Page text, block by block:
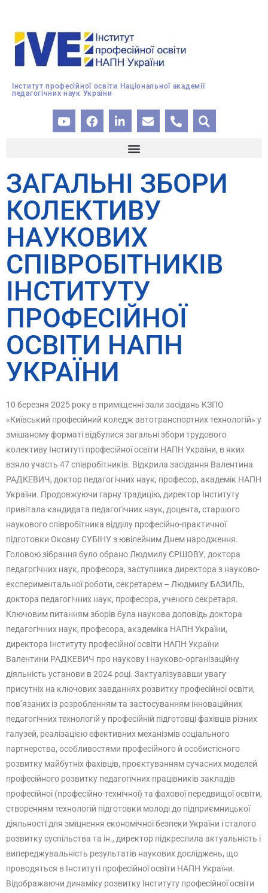
Інститут професійної освіти Національної академії
педагогічних наук України
ЗАГАЛЬНІ ЗБОРИ
КОЛЕКТИВУ
НАУКОВИХ
СПІВРОБІТНИКІВ
ІНСТИТУТУ
ПРОФЕСІЙНОЇ
ОСВІТИ НАПН
УКРАЇНИ
10 березня 2025 року в приміщенні зали засідань КЗПО
«Київський професійний коледж автотранспортних технологій» у
змішаному форматі відбулися загальні збори трудового
колективу Інституті професійної освіти НАПН України, в яких
взяло участь 47 співробітників. Відкрила засідання Валентина
РАДКЕВИЧ, доктор педагогічних наук, професор, академік НАПН
України. Продовжуючи гарну традицію, директор Інституту
привітала кандидата педагогічних наук, доцента, старшого
наукового співробітника відділу професійно-практичної
підготовки Оксану СУБІНУ з ювілейним Днем народження.
Головою зібрання було обрано Людмилу ЄРШОВУ, доктора
педагогічних наук, професора, заступника директора з науково-
експериментальної роботи, секретарем – Людмилу БАЗИЛЬ,
доктора педагогічних наук, професора, ученого секретаря.
Ключовим питанням зборів була наукова доповідь доктора
педагогічних наук, професора, академіка НАПН України,
директора Інституту професійної освіти НАПН України
Валентини РАДКЕВИЧ про наукову і науково-організаційну
діяльність установи в 2024 році. Зактуалізувавши увагу
присутніх на ключових завданнях розвитку професійної освіти,
пов’язаних із розробленням та застосуванням інноваційних
педагогічних технологій у професійній підготовці фахівців різних
галузей, реалізацією ефективних механізмів соціального
партнерства, особливостями професійного й особистісного
розвитку майбутніх фахівців, проєктуванням сучасних моделей
професійного розвитку педагогічних працівників закладів
професійної (професійно-технічної) та фахової передвищої освіти,
створенням технологій підготовки молоді до підприємницької
діяльності для зміцнення економічної безпеки України і сталого
розвитку суспільства та ін., директор підкреслила актуальність і
випереджувальність результатів наукових досліджень, що
проводяться в Інституті професійної освіти НАПН України.
Відображаючи динаміку розвитку Інституту професійної освіти